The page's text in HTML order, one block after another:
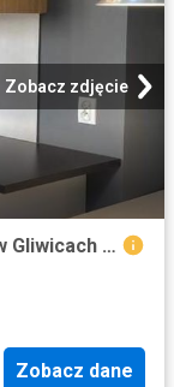
Zobacz zdjęcie
Wynajem 2 pokojowego mieszkania w Gliwicach zapraszam
Zobacz dane